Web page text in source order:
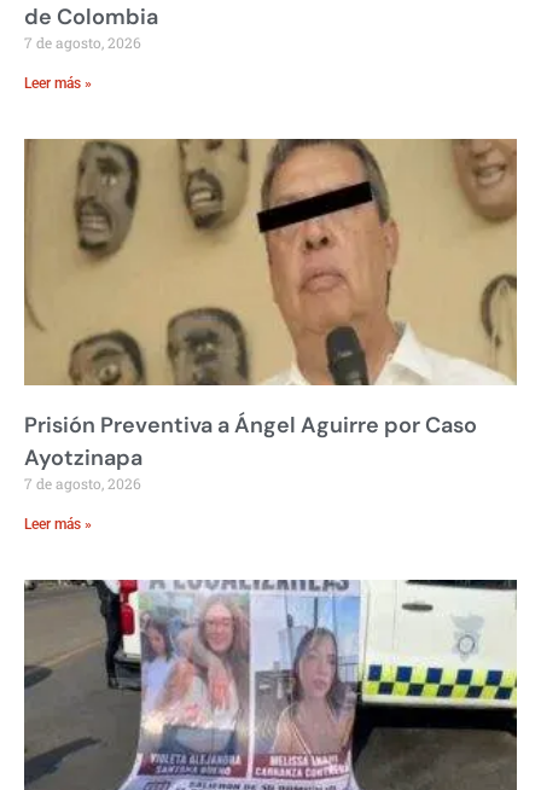
de Colombia
7 de agosto, 2026
Leer más »
Prisión Preventiva a Ángel Aguirre por Caso
Ayotzinapa
7 de agosto, 2026
Leer más »